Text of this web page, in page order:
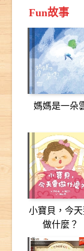
Fun故事
媽媽是一朵
小寶貝，今
做什麼？